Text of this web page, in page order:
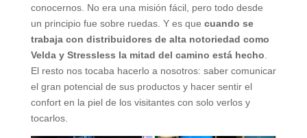
conocernos. No era una misión fácil, pero todo desde
un principio fue sobre ruedas. Y es que cuando se
trabaja con distribuidores de alta notoriedad como
Velda y Stressless la mitad del camino está hecho
El resto nos tocaba hacerlo a nosotros: saber comunicar
el gran potencial de sus productos y hacer sentir el
confort en la piel de los visitantes con solo verlos y
tocarlos.